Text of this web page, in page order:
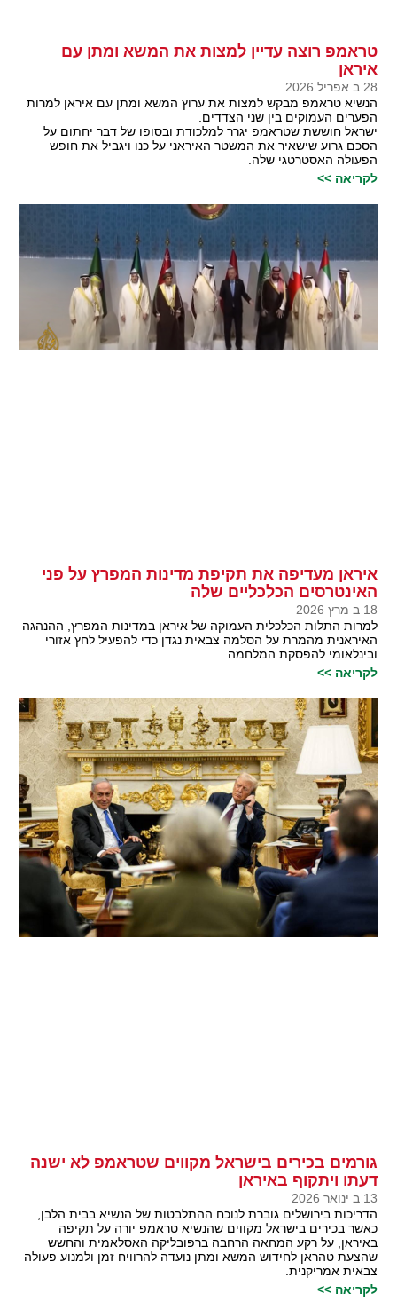
טראמפ רוצה עדיין למצות את המשא ומתן עם
איראן
28 ב אפריל 2026
הנשיא טראמפ מבקש למצות את ערוץ המשא ומתן עם איראן למרות
הפערים העמוקים בין שני הצדדים.
ישראל חוששת שטראמפ יגרר למלכודת ובסופו של דבר יחתום על
הסכם גרוע שישאיר את המשטר האיראני על כנו ויגביל את חופש
הפעולה האסטרטגי שלה.
לקריאה >>
איראן מעדיפה את תקיפת מדינות המפרץ על פני
האינטרסים הכלכליים שלה
18 ב מרץ 2026
למרות התלות הכלכלית העמוקה של איראן במדינות המפרץ, ההנהגה
האיראנית מהמרת על הסלמה צבאית נגדן כדי להפעיל לחץ אזורי
ובינלאומי להפסקת המלחמה.
לקריאה >>
גורמים בכירים בישראל מקווים שטראמפ לא ישנה
דעתו ויתקוף באיראן
13 ב ינואר 2026
הדריכות בירושלים גוברת לנוכח ההתלבטות של הנשיא בבית הלבן,
כאשר בכירים בישראל מקווים שהנשיא טראמפ יורה על תקיפה
באיראן, על רקע המחאה הרחבה ברפובליקה האסלאמית והחשש
שהצעת טהראן לחידוש המשא ומתן נועדה להרוויח זמן ולמנוע פעולה
צבאית אמריקנית.
לקריאה >>